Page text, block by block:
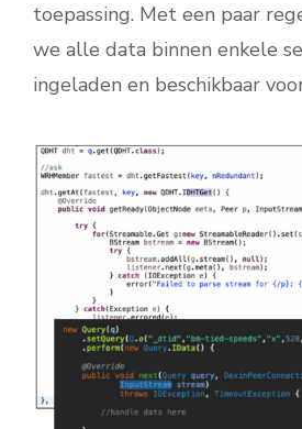
toepassing. Met een paar
we alle data binnen enkele
ingeladen en beschikbaar